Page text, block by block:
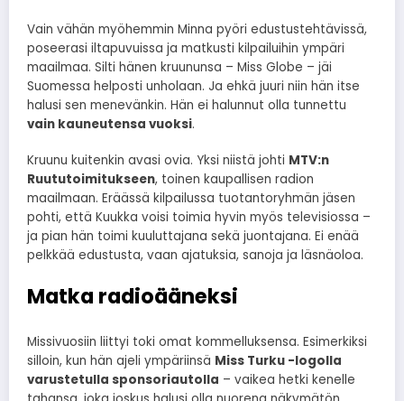
Vain vähän myöhemmin Minna pyöri edustustehtävissä,
poseerasi iltapuvuissa ja matkusti kilpailuihin ympäri
maailmaa. Silti hänen kruununsa – Miss Globe – jäi
Suomessa helposti unholaan. Ja ehkä juuri niin hän itse
halusi sen menevänkin. Hän ei halunnut olla tunnettu
vain kauneutensa vuoksi.
Kruunu kuitenkin avasi ovia. Yksi niistä johti MTV:n
Ruututoimitukseen, toinen kaupallisen radion
maailmaan. Eräässä kilpailussa tuotantoryhmän jäsen
pohti, että Kuukka voisi toimia hyvin myös televisiossa –
ja pian hän toimi kuuluttajana sekä juontajana. Ei enää
pelkkää edustusta, vaan ajatuksia, sanoja ja läsnäoloa.
Matka radioääneksi
Missivuosiin liittyi toki omat kommelluksensa. Esimerkiksi
silloin, kun hän ajeli ympäriinsä Miss Turku -logolla
varustetulla sponsoriautolla – vaikea hetki kenelle